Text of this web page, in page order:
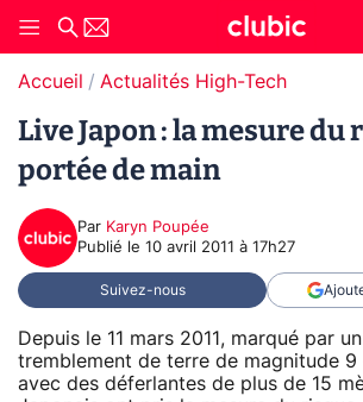
Accueil Actualités High-Tech
Live Japon : la mesure du
portée de main
Par Karyn Poupée
Publié le 10 avril 2011 à 17h27
Suivez-nous
Depuis le 11 mars 2011, marqué par
tremblement de terre de magnitude 9
avec des déferlantes de plus de 15